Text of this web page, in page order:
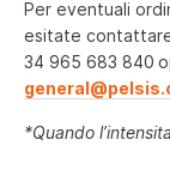
Per eventuali
esitate
34 965 683 840
*Quando